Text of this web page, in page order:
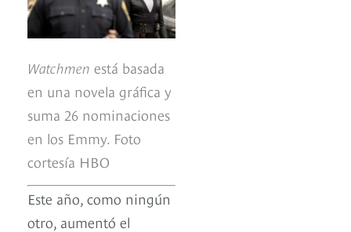
Watchmen está basada
en una novela gráfica y
suma 26 nominaciones
en los Emmy. Foto
cortesía HBO
Este año, como ningún
otro, aumentó el